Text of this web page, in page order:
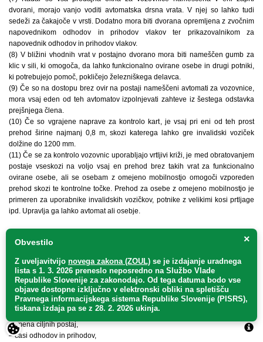
dvorani, morajo vanjo voditi avtomatska drsna vrata. V njej so lahko tudi
sedeži za čakajoče v vrsti. Dodatno mora biti dvorana opremljena z zvočnim
napovednikom odhodov in prihodov vlakov ter prikazovalnikom za
napovednik odhodov in prihodov vlakov.
(8) V bližini vhodnih vrat v postajno dvorano mora biti nameščen gumb za
klic v sili, ki omogoča, da lahko funkcionalno ovirane osebe in drugi potniki,
ki potrebujejo pomoč, pokličejo železniškega delavca.
(9) Če so na dostopu brez ovir na postaji nameščeni avtomati za vozovnice,
mora vsaj eden od teh avtomatov izpolnjevati zahteve iz šestega odstavka
prejšnjega člena.
(10) Če so vgrajene naprave za kontrolo kart, je vsaj pri eni od teh prost
prehod širine najmanj 0,8 m, skozi katerega lahko gre invalidski voziček
dolžine do 1200 mm.
(11) Če se za kontrolo vozovnic uporabljajo vrtljivi križi, je med obratovanjem
postaje vseskozi na voljo vsaj en prehod brez takih vrat za funkcionalno
ovirane osebe, ali se osebam z omejeno mobilnostjo omogoči vzporeden
prehod skozi te kontrolne točke. Prehod za osebe z omejeno mobilnostjo je
primeren za uporabnike invalidskih vozičkov, potnike z velikimi kosi prtljage
ipd. Upravlja ga lahko avtomat ali osebje.
(1) V notranjem prostoru železniške postaje in na peronih mora biti glede
na pretok potnikov instalirano zadostno število elektronskih prikazovalnikov –
zaslonov za tekoč prikaz informacij o voznem redu potniških vlakov.
(2) Prikazane morajo biti sledeče informacije:
– imena ciljnih postaj,
– časi odhodov in prihodov,
×
Obvestilo
Z uveljavitvijo novega zakona (ZOUL) se je izdajanje uradnega
lista s 1. 3. 2026 preneslo neposredno na Službo Vlade
Republike Slovenije za zakonodajo. Od tega datuma bodo vse
objave dostopne izključno v elektronski obliki na spletišču
Pravnega informacijskega sistema Republike Slovenije (PISRS),
tiskana izdaja pa se z 28. 2. 2026 ukinja.